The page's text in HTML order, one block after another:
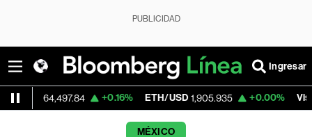
PUBLICIDAD
Ingresar
+0.16% ETH/USD 1,905.935 +0.00% Visa 363.65
MÉXICO